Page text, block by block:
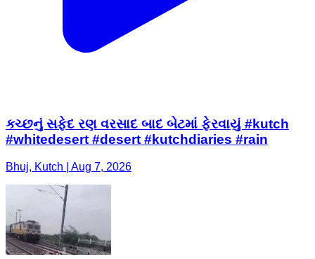
કચ્છનું સફેદ રણ વરસાદ બાદ બેટમાં ફેરવાયું #kutch
#whitedesert #desert #kutchdiaries #rain
Bhuj, Kutch | Aug 7, 2026